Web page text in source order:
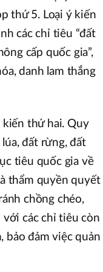
thứ 5. Loại ý kiến
các chỉ tiêu “đất
cấp quốc gia”,
danh lam thắng
thứ hai. Quy
đất rừng, đất
tiêu quốc gia về
thẩm quyền quyết
chồng chéo,
với các chỉ tiêu còn
bảo đảm việc quản